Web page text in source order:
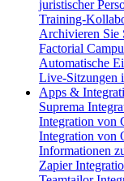
juristischer
Training-
Archivieren Sie
Factorial
Automatische
Live-Sitzungen
Apps &
Suprema
Integration von
Integration von
Informationen
Zapier